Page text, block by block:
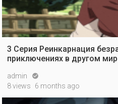
3 Серия Реинкарнация
приключениях в другом
admin 
8 views 6 months ago